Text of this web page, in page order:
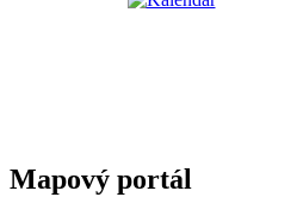
Mapový portál